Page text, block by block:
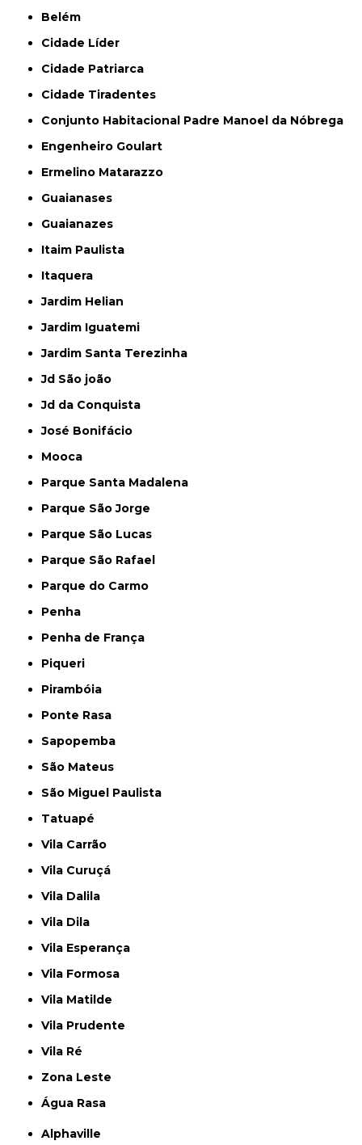
Belém
Cidade Líder
Cidade Patriarca
Cidade Tiradentes
Conjunto Habitacional Padre Manoel da Nóbrega
Engenheiro Goulart
Ermelino Matarazzo
Guaianases
Guaianazes
Itaim Paulista
Itaquera
Jardim Helian
Jardim Iguatemi
Jardim Santa Terezinha
Jd São joão
Jd da Conquista
José Bonifácio
Mooca
Parque Santa Madalena
Parque São Jorge
Parque São Lucas
Parque São Rafael
Parque do Carmo
Penha
Penha de França
Piqueri
Pirambóia
Ponte Rasa
Sapopemba
São Mateus
São Miguel Paulista
Tatuapé
Vila Carrão
Vila Curuçá
Vila Dalila
Vila Dila
Vila Esperança
Vila Formosa
Vila Matilde
Vila Prudente
Vila Ré
Zona Leste
Água Rasa
Alphaville